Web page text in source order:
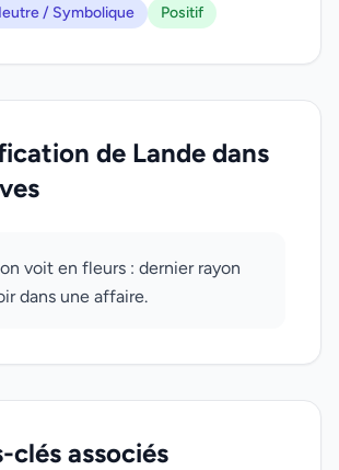
/ Symbolique Positif
de Lande dans
voit en fleurs : dernier rayon
dans une affaire.
clés associés